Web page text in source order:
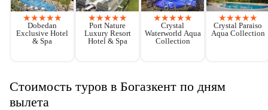
★★★★★
Dobedan
Exclusive Hotel
& Spa
★★★★★
Port Nature
Luxury Resort
Hotel & Spa
★★★★★
Crystal
Waterworld Aqua
Collection
★★★★★
Crystal Paraiso
Aqua Collection
Стоимость туров в Богазкент по дням
вылета